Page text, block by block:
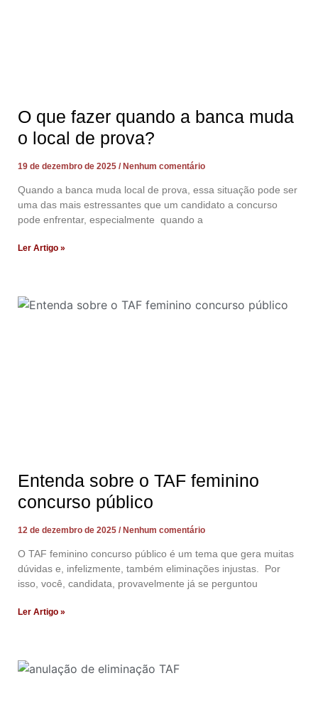
O que fazer quando a banca muda
o local de prova?
19 de dezembro de 2025 Nenhum comentário
Quando a banca muda local de prova, essa situação pode ser
uma das mais estressantes que um candidato a concurso
pode enfrentar, especialmente quando a
Ler Artigo »
Entenda sobre o TAF feminino
concurso público
12 de dezembro de 2025 Nenhum comentário
O TAF feminino concurso público é um tema que gera muitas
dúvidas e, infelizmente, também eliminações injustas. Por
isso, você, candidata, provavelmente já se perguntou
Ler Artigo »